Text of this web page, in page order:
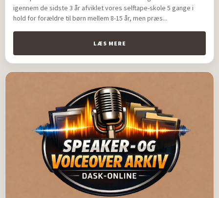
igennem de sidste 3 år afviklet vores selftape-skole 5 gange i
hold for forældre til børn mellem 8-15 år, men præs...
LÆS MERE